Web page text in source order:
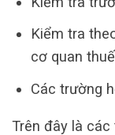
Kiểm tra
cơ quan
Các trường
Trên đây là